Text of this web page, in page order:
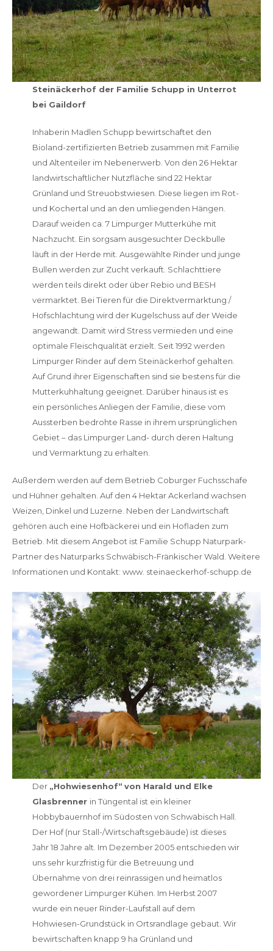
Steinäckerhof der Familie Schupp in Unterrot
bei Gaildorf
Inhaberin Madlen Schupp bewirtschaftet den
Bioland-zertifizierten Betrieb zusammen mit Familie
und Altenteiler im Nebenerwerb. Von den 26 Hektar
landwirtschaftlicher Nutzfläche sind 22 Hektar
Grünland und Streuobstwiesen. Diese liegen im Rot-
und Kochertal und an den umliegenden Hängen.
Darauf weiden ca. 7 Limpurger Mutterkühe mit
Nachzucht. Ein sorgsam ausgesuchter Deckbulle
läuft in der Herde mit. Ausgewählte Rinder und junge
Bullen werden zur Zucht verkauft. Schlachttiere
werden teils direkt oder über Rebio und BESH
vermarktet. Bei Tieren für die Direktvermarktung /
Hofschlachtung wird der Kugelschuss auf der Weide
angewandt. Damit wird Stress vermieden und eine
optimale Fleischqualität erzielt. Seit 1992 werden
Limpurger Rinder auf dem Steinäckerhof gehalten.
Auf Grund ihrer Eigenschaften sind sie bestens für die
Mutterkuhhaltung geeignet. Darüber hinaus ist es
ein persönliches Anliegen der Familie, diese vom
Aussterben bedrohte Rasse in ihrem ursprünglichen
Gebiet – das Limpurger Land- durch deren Haltung
und Vermarktung zu erhalten.
Außerdem werden auf dem Betrieb Coburger Fuchsschafe
und Hühner gehalten. Auf den 4 Hektar Ackerland wachsen
Weizen, Dinkel und Luzerne. Neben der Landwirtschaft
gehören auch eine Hofbäckerei und ein Hofladen zum
Betrieb. Mit diesem Angebot ist Familie Schupp Naturpark-
Partner des Naturparks Schwäbisch-Fränkischer Wald. Weitere
Informationen und Kontakt: www. steinaeckerhof-schupp.de
Der „Hohwiesenhof“ von Harald und Elke
Glasbrenner in Tüngental ist ein kleiner
Hobbybauernhof im Südosten von Schwäbisch Hall.
Der Hof (nur Stall-/Wirtschaftsgebäude) ist dieses
Jahr 18 Jahre alt. Im Dezember 2005 entschieden wir
uns sehr kurzfristig für die Betreuung und
Übernahme von drei reinrassigen und heimatlos
gewordener Limpurger Kühen. Im Herbst 2007
wurde ein neuer Rinder-Laufstall auf dem
Hohwiesen-Grundstück in Ortsrandlage gebaut. Wir
bewirtschaften knapp 9 ha Grünland und